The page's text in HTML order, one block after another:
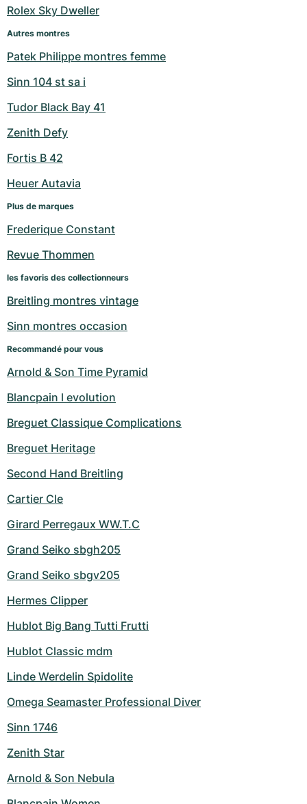
Milgauss
Oyster Perpetual
Yacht-Master
Yacht-Master II
Sky-Dweller
Submariner
Montres pour femmes
Ronde
Rotonde
Crash
Pasha
Baignoire
Ballon Blanc
Montres d'occasion
Montres pour femmes
Professional
Bentley
Transocean
Cockpit
Super Avenger
Galactic
Montres d'occasion
Montres pour femmes
Formula 1
Grand Carrera
Montres d'occasion
Montres pour femmes
Portofino
Portugieser
Da Vinci
Aquatimer
GST
Vintage
Spirit of Big Bang
King Power
Montres d'occasion
Rolex Sky Dweller
Autres montres
Patek Philippe montres femme
Sinn 104 st sa i
Tudor Black Bay 41
Zenith Defy
Fortis B 42
Heuer Autavia
Plus de marques
Frederique Constant
Revue Thommen
les favoris des collectionneurs
Breitling montres vintage
Sinn montres occasion
Recommandé pour vous
Arnold & Son Time Pyramid
Blancpain l evolution
Breguet Classique Complications
Breguet Heritage
Second Hand Breitling
Cartier Cle
Girard Perregaux WW.T.C
Grand Seiko sbgh205
Grand Seiko sbgv205
Hermes Clipper
Hublot Big Bang Tutti Frutti
Hublot Classic mdm
Linde Werdelin Spidolite
Omega Seamaster Professional Diver
Sinn 1746
Zenith Star
Arnold & Son Nebula